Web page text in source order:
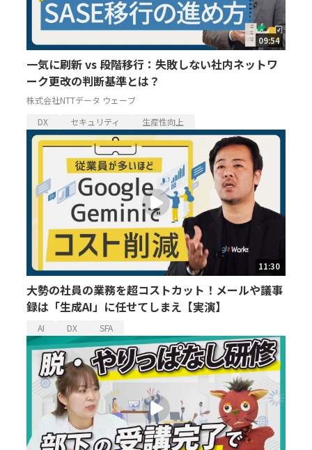
09:54
一気に刷新 vs 段階移行：失敗しない社内ネットワ
ーク更改の判断基準とは？
株式会社NTTデータ ウェーブ
DX
セキュリティ 生産性向上
11:30
大勢の社員の業務を超コストカット！メールや議事
録は「生成AI」に任せてしまえ【実演】
AI DX SFA